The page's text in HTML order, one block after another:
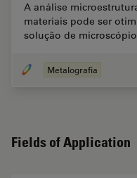
A análise
materiais pode ser
solução de
Metalografia
Fields of Application